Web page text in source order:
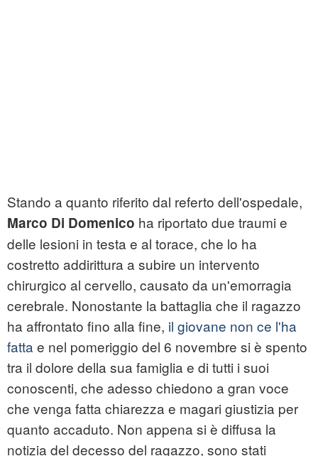
Stando a quanto riferito dal referto dell'ospedale,
Marco Di Domenico ha riportato due traumi e
delle lesioni in testa e al torace, che lo ha
costretto addirittura a subire un intervento
chirurgico al cervello, causato da un'emorragia
cerebrale. Nonostante la battaglia che il ragazzo
ha affrontato fino alla fine, il giovane non ce l'ha
fatta e nel pomeriggio del 6 novembre si è spento
tra il dolore della sua famiglia e di tutti i suoi
conoscenti, che adesso chiedono a gran voce
che venga fatta chiarezza e magari giustizia per
quanto accaduto. Non appena si è diffusa la
notizia del decesso del ragazzo, sono stati